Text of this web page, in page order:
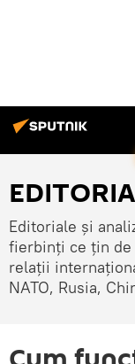
Editoriale și
fierbinți ce țin de
relații
NATO, Rusia,